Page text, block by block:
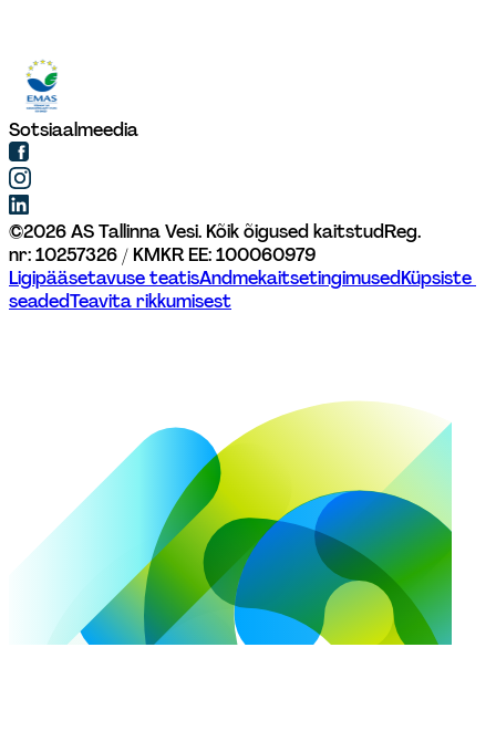
Sotsiaalmeedia
©2026AS Tallinna Vesi. Kõik õigused kaitstudReg.
nr: 10257326 / KMKR EE: 100060979
Ligipääsetavuse teatisAndmekaitsetingimusedKüpsiste
seadedTeavita rikkumisest